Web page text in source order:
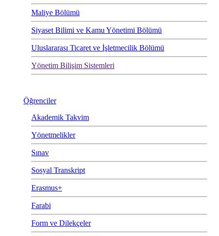
Maliye Bölümü
Siyaset Bilimi ve Kamu Yönetimi Bölümü
Uluslararası Ticaret ve İşletmecilik Bölümü
Yönetim Bilişim Sistemleri
Öğrenciler
Akademik Takvim
Yönetmelikler
Sınav
Sosyal Transkript
Erasmus+
Farabi
Form ve Dilekçeler